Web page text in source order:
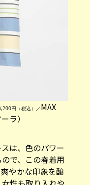
円（税込）／MAX
ラ）
は、色のパワー
で、この春着用
やかな印象を醸